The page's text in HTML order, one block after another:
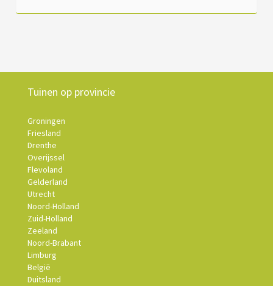
Tuinen op provincie
Groningen
Friesland
Drenthe
Overijssel
Flevoland
Gelderland
Utrecht
Noord-Holland
Zuid-Holland
Zeeland
Noord-Brabant
Limburg
België
Duitsland